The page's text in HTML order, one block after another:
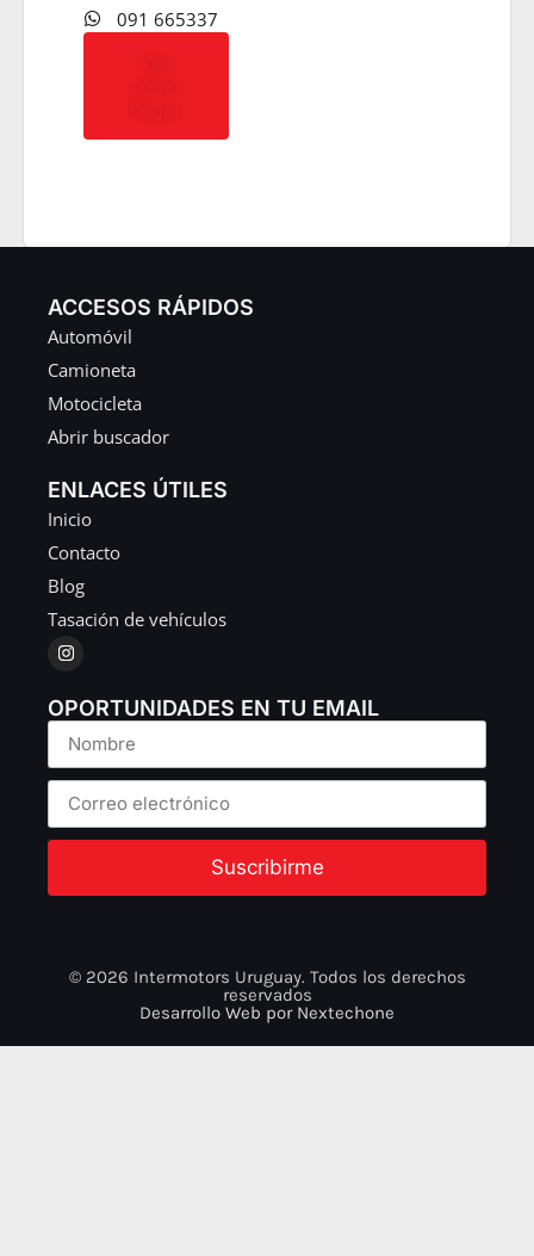
091 665337
ACCESOS RÁPIDOS
Automóvil
Camioneta
Motocicleta
Abrir buscador
ENLACES ÚTILES
Inicio
Contacto
Blog
Tasación de vehículos
OPORTUNIDADES EN TU EMAIL
Suscribirme
© 2026 Intermotors Uruguay. Todos los derechos
reservados
Desarrollo Web por Nextechone